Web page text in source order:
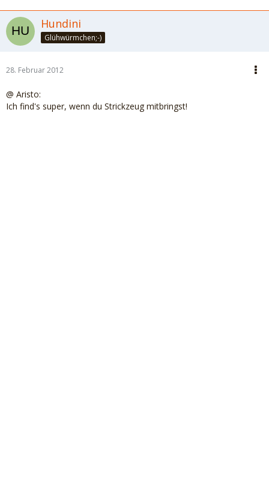
Hundini
Glühwürmchen;-)
28. Februar 2012
@ Aristo:
Ich find's super, wenn du Strickzeug mitbringst!